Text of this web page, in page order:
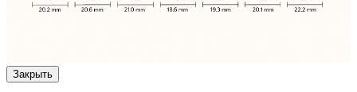
Закрыть